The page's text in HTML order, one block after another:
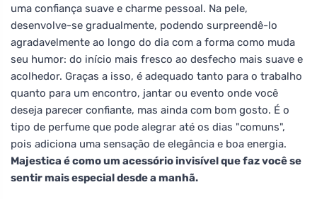
uma confiança suave e charme pessoal. Na pele,
desenvolve-se gradualmente, podendo surpreendê-lo
agradavelmente ao longo do dia com a forma como muda
seu humor: do início mais fresco ao desfecho mais suave e
acolhedor. Graças a isso, é adequado tanto para o trabalho
quanto para um encontro, jantar ou evento onde você
deseja parecer confiante, mas ainda com bom gosto. É o
tipo de perfume que pode alegrar até os dias "comuns",
pois adiciona uma sensação de elegância e boa energia.
Majestica é como um acessório invisível que faz você se
sentir mais especial desde a manhã.